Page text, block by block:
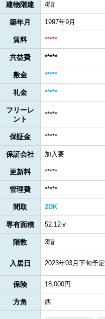
建物階建 4階
築年月 1997年9月
賃料 *****
共益費 *****
敷金 *****
礼金 *****
フリーレ
ント
*****
保証金 *****
保証会社 加入要
更新料 *****
管理費 *****
間取 2DK
専有面積 52.12㎡
階数 3階
入居日 2023年03月下旬予定
保険 18,000円
方角 西